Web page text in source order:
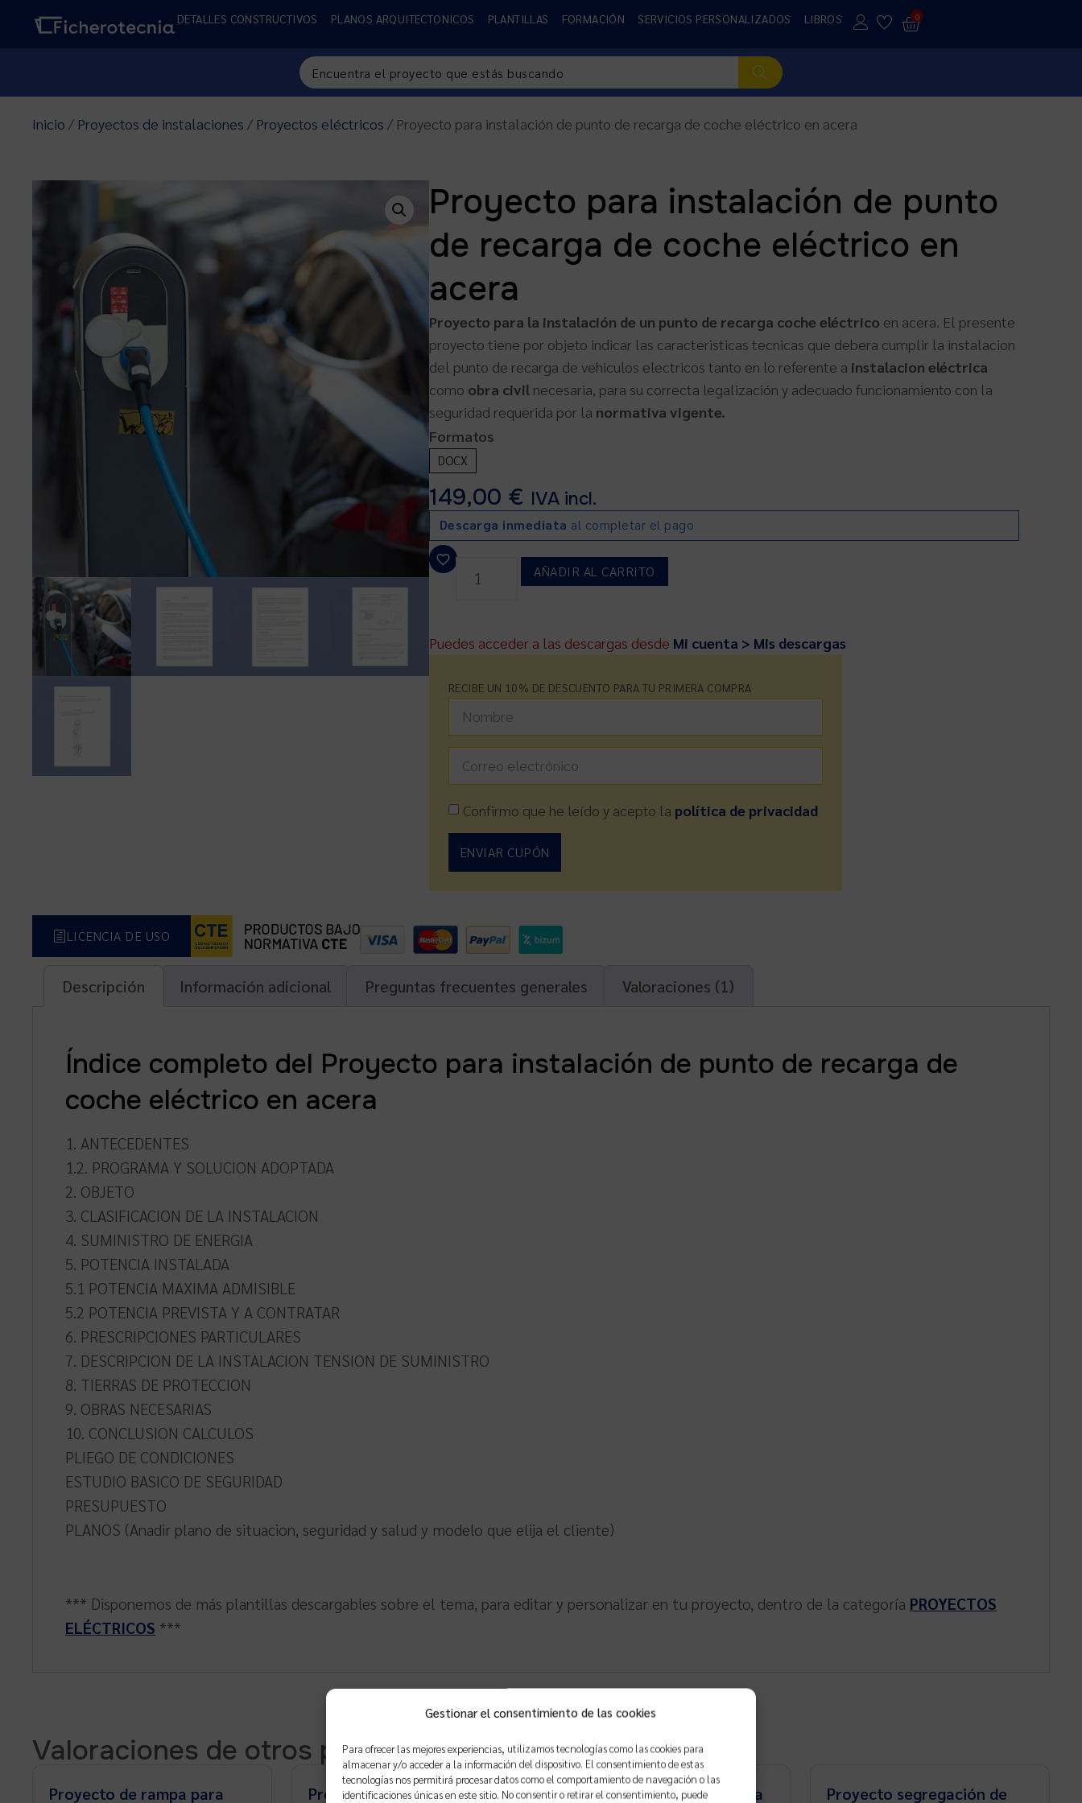
Gestionar el consentimiento de las cookies
Para ofrecer las mejores experiencias, utilizamos tecnologías como las cookies para
almacenar y/o acceder a la información del dispositivo. El consentimiento de estas
tecnologías nos permitirá procesar datos como el comportamiento de navegación o las
identificaciones únicas en este sitio. No consentir o retirar el consentimiento, puede
DETALLES CONSTRUCTIVOS PLANOS ARQUITECTONICOS PLANTILLAS FORMACIÓN SERVICIOS PERSONALIZADOS LIBROS 0
Inicio / Proyectos de instalaciones / Proyectos eléctricos / Proyecto para instalación de punto de recarga de coche eléctrico en acera
Proyecto para instalación de punto
de recarga de coche eléctrico en
acera
Proyecto para la instalación de un punto de recarga coche eléctrico en acera. El presente
proyecto tiene por objeto indicar las caracteristicas tecnicas que debera cumplir la instalacion
del punto de recarga de vehiculos electricos tanto en lo referente a instalacion eléctrica
como obra civilnecesaria, para su correcta legalización y adecuado funcionamiento con la
seguridad requerida por la normativa vigente.
Formatos
DOCX
149,00 € IVA incl.
Descarga inmediata al completar el pago
AÑADIR AL CARRITO
Puedes acceder a las descargas desde Mi cuenta > Mis descargas
RECIBE UN 10% DE DESCUENTO PARA TU PRIMERA COMPRA
Confirmo que he leído y acepto la política de privacidad
ENVIAR CUPÓN
LICENCIA DE USO
Descripción Información adicional Preguntas frecuentes generales Valoraciones (1)
Índice completo del Proyecto para instalación de punto de recarga de
coche eléctrico en acera
1. ANTECEDENTES
1.2. PROGRAMA Y SOLUCION ADOPTADA
2. OBJETO
3. CLASIFICACION DE LA INSTALACION
4. SUMINISTRO DE ENERGIA
5. POTENCIA INSTALADA
5.1 POTENCIA MAXIMA ADMISIBLE
5.2 POTENCIA PREVISTA Y A CONTRATAR
6. PRESCRIPCIONES PARTICULARES
7. DESCRIPCION DE LA INSTALACION TENSION DE SUMINISTRO
8. TIERRAS DE PROTECCION
9. OBRAS NECESARIAS
10. CONCLUSION CALCULOS
PLIEGO DE CONDICIONES
ESTUDIO BASICO DE SEGURIDAD
PRESUPUESTO
PLANOS (Anadir plano de situacion, seguridad y salud y modelo que elija el cliente)
*** Disponemos de más plantillas descargables sobre el tema, para editar y personalizar en tu proyecto, dentro de la categoría PROYECTOS
ELÉCTRICOS ***
Valoraciones de otros productos
Proyecto de rampa para
Proyecto de apertura de
Proyecto de actividad para
Proyecto segregación de